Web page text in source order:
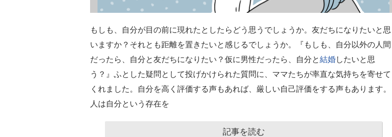
もしも、自分が目の前に現れたとしたらどう思うでしょうか。友だちになりたいと思
いますか？それとも距離を置きたいと感じるでしょうか。『もしも、自分以外の人間
だったら、自分と友だちになりたい？仮に男性だったら、自分と結婚したいと思
う？』ふとした疑問として投げかけられた質問に、ママたちが率直な気持ちを寄せて
くれました。自分を高く評価する声もあれば、厳しい自己評価をする声もあります。
人は自分という存在を
記事を読む